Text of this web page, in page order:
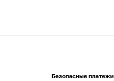
Безопасные платежи